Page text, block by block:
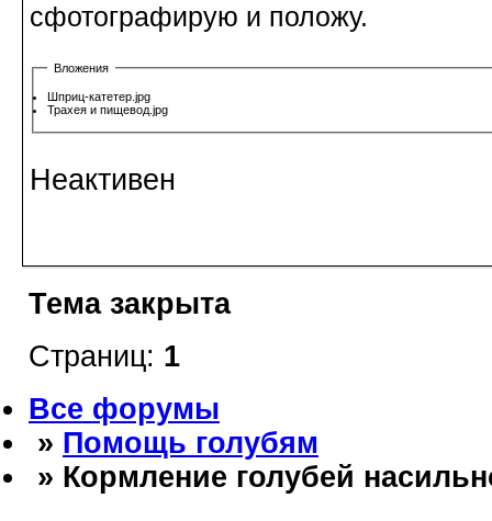
сфотографирую и положу.
Вложения
Шприц-катетер.jpg
Трахея и пищевод.jpg
Неактивен
Тема закрыта
Страниц: 1
Все форумы
» Помощь голубям
» Кормление голубей